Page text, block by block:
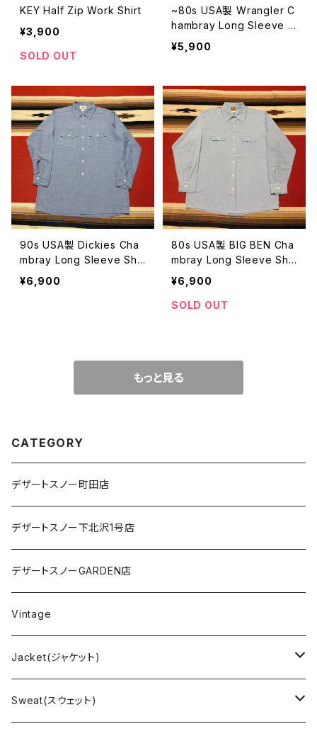
KEY Half Zip Work Shirt
¥3,900
SOLD OUT
~80s USA製 Wrangler C
hambray Long Sleeve S
hirt size XL
¥5,900
90s USA製 Dickies Cha
mbray Long Sleeve Shir
t size 16
¥6,900
80s USA製 BIG BEN Cha
mbray Long Sleeve Shir
t size L
¥6,900
SOLD OUT
もっと見る
CATEGORY
デザートスノー町田店
デザートスノー下北沢1号店
デザートスノーGARDEN店
Vintage
Jacket(ジャケット)
US Military(ユーエスミリタリー)
Sweat(スウェット)